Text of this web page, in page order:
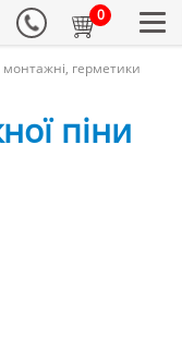
0
монтажні, герметики
піни